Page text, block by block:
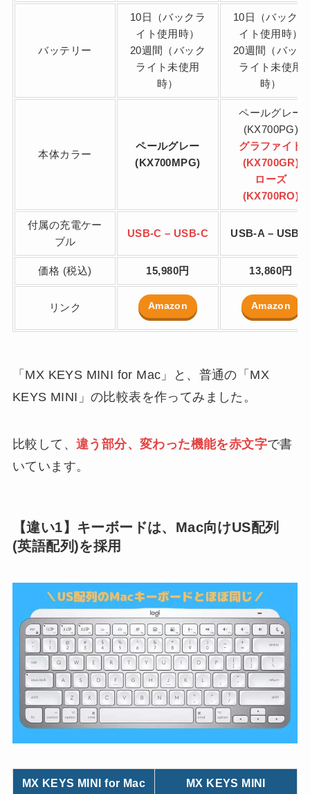
バッテリー
10日（バックラ
イト使用時）
20週間（バック
ライト未使用
時）
10日（バックラ
イト使用時）
20週間（バック
ライト未使用
時）
本体カラー
ペールグレー
(KX700MPG)
ペールグレー
(KX700PG)
グラファイト
(KX700GR)
ローズ
(KX700RO)
付属の充電ケー
ブル
USB-C – USB-C USB-A – USB-
価格 (税込) 15,980円 13,860円
リンク Amazon Amazon
「MX KEYS MINI for Mac」と、普通の「MX
KEYS MINI」の比較表を作ってみました。
比較して、 違う部分、変わった機能を赤文字で書
いています。
【違い1】キーボードは、Mac向けUS配列
(英語配列)を採用
MX KEYS MINI for Mac MX KEYS MINI